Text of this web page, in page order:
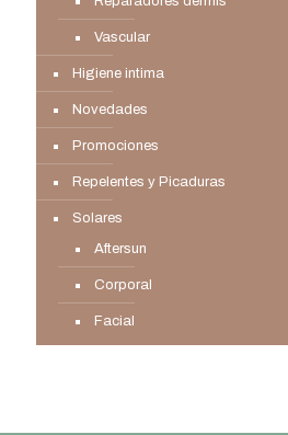
Vascular
Higiene intima
Novedades
Promociones
Repelentes y Picaduras
Solares
Aftersun
Corporal
Facial